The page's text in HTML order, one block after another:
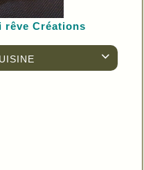
rêve Créations
